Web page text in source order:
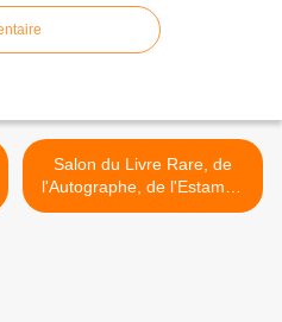
Salon du Livre Rare, de
l'Autographe, de l'Estampe
et du Dessin. >